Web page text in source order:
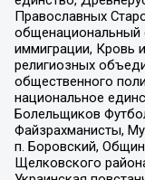
Православных
общенациональный
иммиграции, Кровь
религиозных
общественного
национальное
Болельщиков
Файзрахманисты,
п. Боровский,
Щелковского